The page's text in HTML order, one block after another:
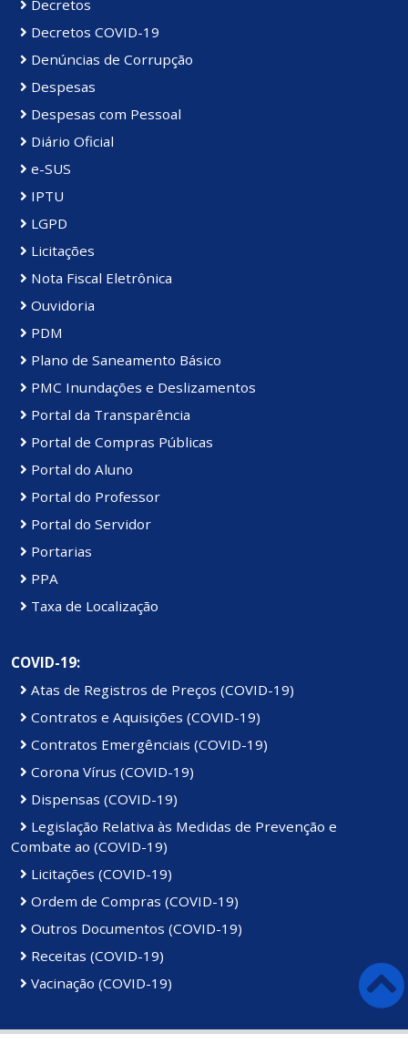
Decretos
Decretos COVID-19
Denúncias de Corrupção
Despesas
Despesas com Pessoal
Diário Oficial
e-SUS
IPTU
LGPD
Licitações
Nota Fiscal Eletrônica
Ouvidoria
PDM
Plano de Saneamento Básico
PMC Inundações e Deslizamentos
Portal da Transparência
Portal de Compras Públicas
Portal do Aluno
Portal do Professor
Portal do Servidor
Portarias
PPA
Taxa de Localização
COVID-19:
Atas de Registros de Preços (COVID-19)
Contratos e Aquisições (COVID-19)
Contratos Emergênciais (COVID-19)
Corona Vírus (COVID-19)
Dispensas (COVID-19)
Legislação Relativa às Medidas de Prevenção e
Combate ao (COVID-19)
Licitações (COVID-19)
Ordem de Compras (COVID-19)
Outros Documentos (COVID-19)
Receitas (COVID-19)
Vacinação (COVID-19)